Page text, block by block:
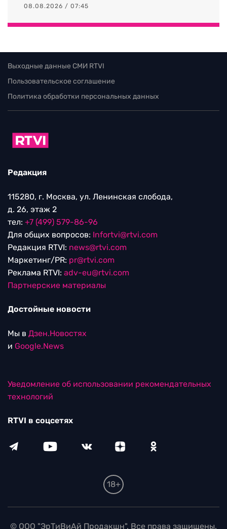
08.08.2026 / 07:45
Выходные данные СМИ RTVI
Пользовательское соглашение
Политика обработки персональных данных
Редакция
115280, г. Москва, ул. Ленинская слобода,
д. 26, этаж 2
тел: +7 (499) 579-86-96
Для общих вопросов: Infortvi@rtvi.com
Редакция RTVI: news@rtvi.com
Маркетинг/PR: pr@rtvi.com
Реклама RTVI: adv-eu@rtvi.com
Партнерские материалы
Достойные новости
Мы в Дзен.Новостях
и Google.News
Уведомление об использовании рекомендательных
технологий
RTVI в соцсетях
18+
© ООО "ЭрТиВиАй Продакшн". Все права защищены.